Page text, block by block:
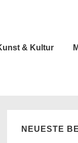
& Kultur
NEUESTE